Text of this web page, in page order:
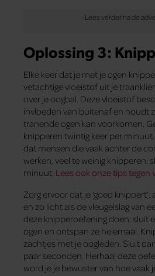
Oplossing 3:
Elke keer dat je met je ogen
vetachtige vloeistof uit je
over je oogbal. Deze vloeistof
invloeden van buitenaf en houdt
tranende ogen kan voorkomen.
knipperen twintig keer per
dat mensen die vaak achter de
werken, veel te weinig knipperen:
minuut. Lees ook onze tips tegen
Zorg ervoor dat je ‘goed
en zo licht als de vleugelslag van
deze knipperoefening doen: sluit
ogen en ontspan ze helemaal.
zachtjes met je oogleden. Sluit
paar seconden. Herhaal deze
word je je bewuster van hoe vaak